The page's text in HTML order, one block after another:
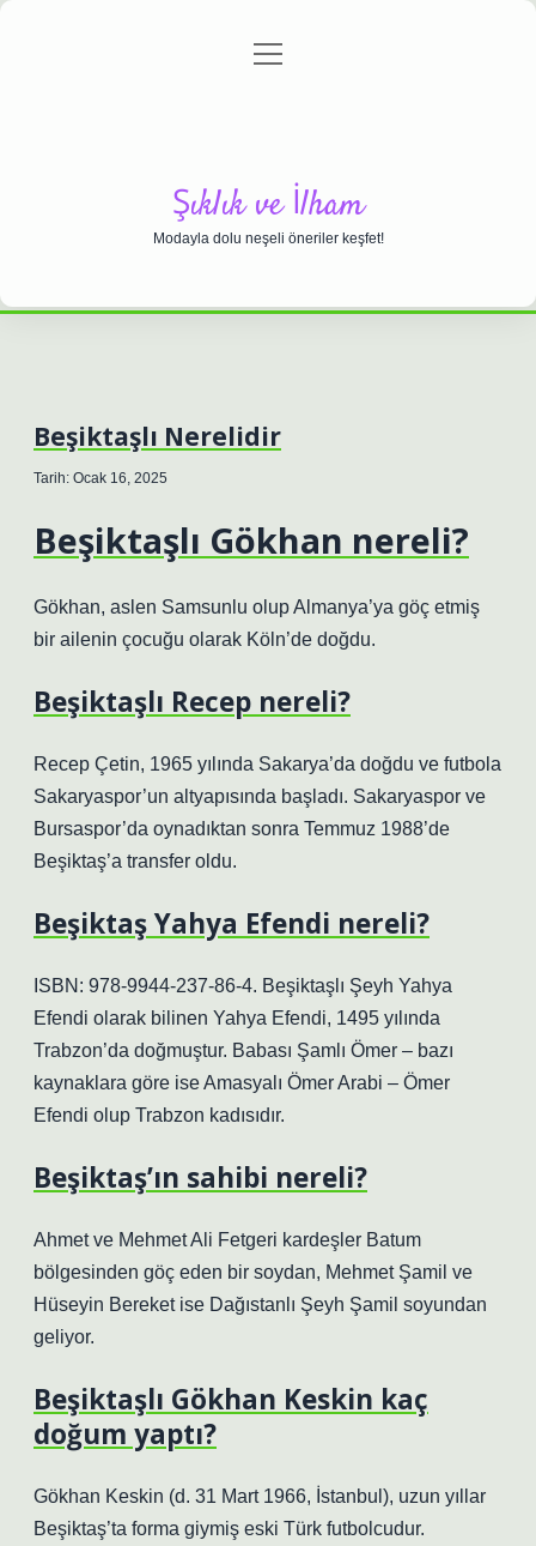
Gizlilik Politikası
menüyü
Şıklık ve İlham
Modayla dolu neşeli öneriler keşfet!
Beşiktaşlı Nerelidir
Tarih: Ocak 16, 2025
Beşiktaşlı Gökhan nereli?
Gökhan, aslen Samsunlu olup Almanya’ya göç etmiş
bir ailenin çocuğu olarak Köln’de doğdu.
Beşiktaşlı Recep nereli?
Recep Çetin, 1965 yılında Sakarya’da doğdu ve futbola
Sakaryaspor’un altyapısında başladı. Sakaryaspor ve
Bursaspor’da oynadıktan sonra Temmuz 1988’de
Beşiktaş’a transfer oldu.
Beşiktaş Yahya Efendi nereli?
ISBN: 978-9944-237-86-4. Beşiktaşlı Şeyh Yahya
Efendi olarak bilinen Yahya Efendi, 1495 yılında
Trabzon’da doğmuştur. Babası Şamlı Ömer – bazı
kaynaklara göre ise Amasyalı Ömer Arabi – Ömer
Efendi olup Trabzon kadısıdır.
Beşiktaş’ın sahibi nereli?
Ahmet ve Mehmet Ali Fetgeri kardeşler Batum
bölgesinden göç eden bir soydan, Mehmet Şamil ve
Hüseyin Bereket ise Dağıstanlı Şeyh Şamil soyundan
geliyor.
Beşiktaşlı Gökhan Keskin kaç
doğum yaptı?
Gökhan Keskin (d. 31 Mart 1966, İstanbul), uzun yıllar
Beşiktaş’ta forma giymiş eski Türk futbolcudur.